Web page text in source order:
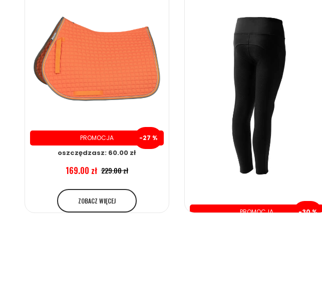
PROMOCJA -27 %
oszczędzasz: 60.00 zł
169.00 zł 229.00 zł
ZOBACZ WIĘCEJ
PROMOCJA -30 %